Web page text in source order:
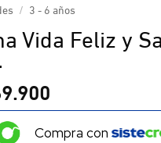
/ 3 - 6 años
Vida Feliz y
Compra con